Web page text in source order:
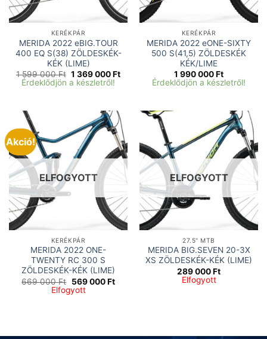
KERÉKPÁR
MERIDA 2022 eBIG.TOUR
400 EQ S(38) ZÖLDESKÉK-
KÉK (LIME)
1 599 000Ft Original
price
1 369 000FtCurrent
000 Ft.
Érdeklődjön a készletről!
KERÉKPÁR
MERIDA 2022 eONE-SIXTY
500 S(41,5) ZÖLDESKÉK
KÉK/LIME
1 990 000Ft
Érdeklődjön a készletről!
Akció!
ELFOGYOTT
KERÉKPÁR
MERIDA 2022 ONE-
TWENTY RC 300 S
ZÖLDESKÉK-KÉK (LIME)
669 000Ft Original
price
was:
569 000FtCurrent
Elfogyott
ELFOGYOTT
27.5" MTB
MERIDA BIG.SEVEN 20-3X
XS ZÖLDESKÉK-KÉK (LIME)
289 000Ft
Elfogyott